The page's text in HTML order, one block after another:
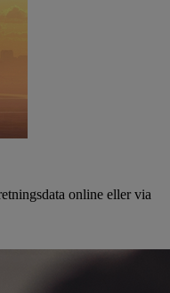
online eller via